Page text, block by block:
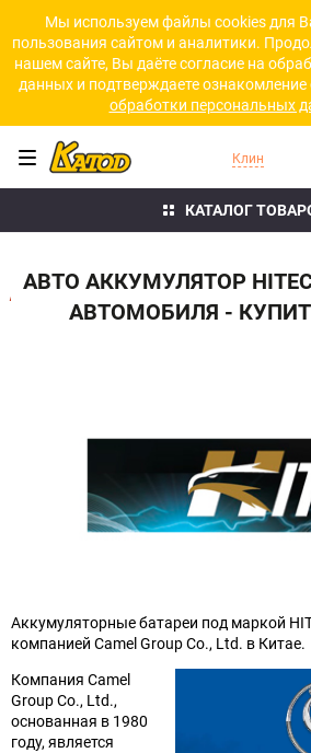
Мы используем файлы cookies для
пользования сайтом и аналитики.
нашем сайте, Вы даёте согласие на
данных и подтверждаете ознакомление
обработки персональных
КАТАЛОГ
Клин
АВТО АККУМУЛЯТОР
АВТОМОБИЛЯ -
Аккумуляторные батареи под маркой
компанией Camel Group Co., Ltd. в Китае.
Компания Camel
Group Co., Ltd.,
основанная в 1980
году, является